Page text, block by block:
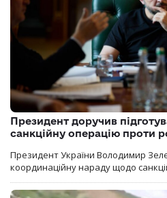
Президент доручив
санкційну операцію проти
Президент України Володимир
координаційну нараду щодо